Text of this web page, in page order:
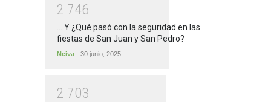
2 746
... Y ¿Qué pasó con la seguridad en las
fiestas de San Juan y San Pedro?
Neiva 30 junio, 2025
2 703